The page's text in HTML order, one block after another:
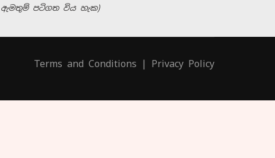
ඇමතුම් පටිගත විය හැක)
Terms and Conditions | Privacy Policy
වන්න